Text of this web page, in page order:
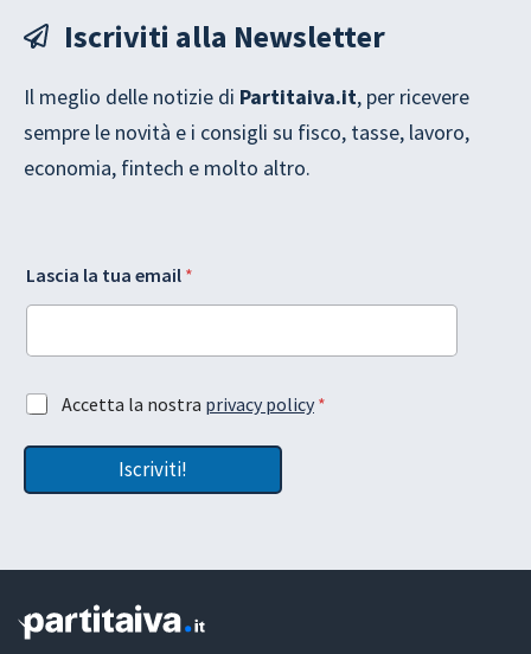
Iscriviti alla Newsletter
Il meglio delle notizie di Partitaiva.it, per ricevere
sempre le novità e i consigli su fisco, tasse, lavoro,
economia, fintech e molto altro.
u
a
u
A
c
i
n
e
m
a
l
a
s
Lascia la tua email *
A
c
t
n
Accetta la nostra privacy policy *
Iscriviti!